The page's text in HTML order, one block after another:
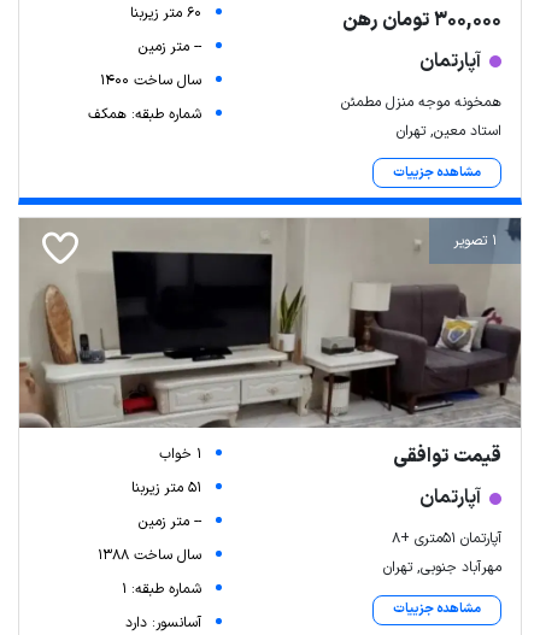
300,000 تومان رهن
آپارتمان
همخونه موجه منزل مطمئن
استاد معین, تهران
مشاهده جزییات
60 متر زیربنا
-- متر زمین
سال ساخت 1400
شماره طبقه: همکف
1 تصویر
قیمت توافقی
آپارتمان
آپارتمان 51متری +۸
مهرآباد جنوبی, تهران
مشاهده جزییات
1 خواب
51 متر زیربنا
-- متر زمین
سال ساخت 1388
شماره طبقه: 1
آسانسور: دارد